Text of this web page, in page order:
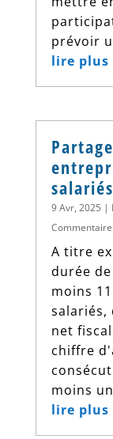
prévoir
lire plus
salariés
9 Avr, 2025 |
A titre
durée
moins
salariés,
net
chiffre
moins
lire plus